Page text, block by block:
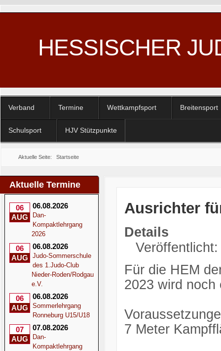
HESSISCHER
Verband Termine Wettkampfsport Breitensport
Schulsport HJV Stützpunkte
Aktuelle Seite: Startseite
Aktuelle Termine
06
AUG
06.08.2026
Dan-
Kompaktlehrgang
2026
06
AUG
06.08.2026
Judo-Sommerschule
des 1.Judo-Club
Nieder-Roden/Rodgau
e.V.
06
AUG
06.08.2026
Sommerlehrgang
Ronneburg U15/U18
07
AUG
07.08.2026
Dan-
Kompaktlehrgang
Ausrichter
Details
Für die HEM
2023 wird
7 Meter